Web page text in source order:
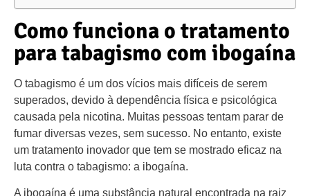
Como funciona o tratamento
para tabagismo com ibogaína
O tabagismo é um dos vícios mais difíceis de serem
superados, devido à dependência física e psicológica
causada pela nicotina. Muitas pessoas tentam parar de
fumar diversas vezes, sem sucesso. No entanto, existe
um tratamento inovador que tem se mostrado eficaz na
luta contra o tabagismo: a ibogaína.
A ibogaína é uma substância natural encontrada na raiz